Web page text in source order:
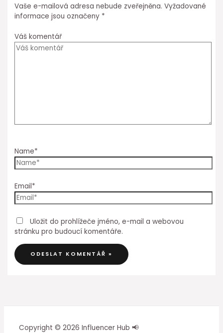
Vaše e-mailová adresa nebude zveřejněna. Vyžadované
informace jsou označeny *
Váš komentář
Name*
Email*
Uložit do prohlížeče jméno, e-mail a webovou
stránku pro budoucí komentáře.
Copyright © 2026 Influencer Hub 📢